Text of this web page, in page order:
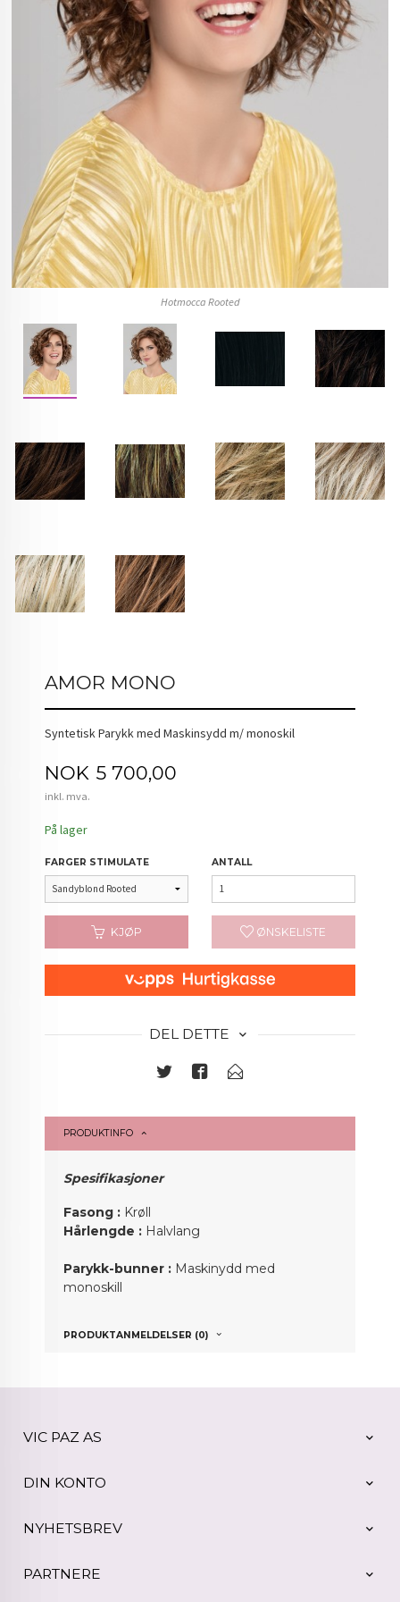
Hotmocca Rooted
AMOR MONO
Syntetisk Parykk med Maskinsydd m/ monoskil
Pris
NOK 5 700,00
inkl. mva.
På lager
FARGER STIMULATE ANTALL
KJØP ØNSKELISTE
DEL DETTE
PRODUKTINFO
Spesifikasjoner
Fasong : Krøll
Hårlengde : Halvlang
Parykk-bunner : Maskinydd med
monoskill
PRODUKTANMELDELSER (0)
VIC PAZ AS
DIN KONTO
NYHETSBREV
PARTNERE